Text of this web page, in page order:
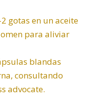
gotas en un aceite
para aliviar
blandas
consultando
advocate.